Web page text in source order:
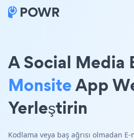
A Social Media
MonsiteApp
Yerleştirin
Kodlama veya baş ağrısı olmadan